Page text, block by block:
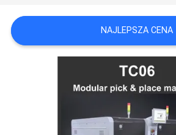
SHOPPING
ON
LINE
NAJLEPSZA CENA